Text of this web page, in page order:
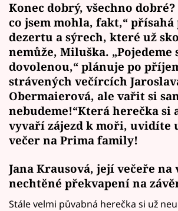
Konec dobrý, všechno dobré?
co jsem mohla, fakt,“
dezertu a sýrech, které už
nemůže, Miluška. „Pojedeme
dovolenou,“ plánuje po
strávených večírcích
Obermaierová, ale vařit si
nebudeme!“Která herečka si
vyvaří zájezd k moři, uvidíte
večer na Prima family!
Jana Krausová, její večeře na
nechtěné překvapení na
Stále velmi půvabná herečka si už